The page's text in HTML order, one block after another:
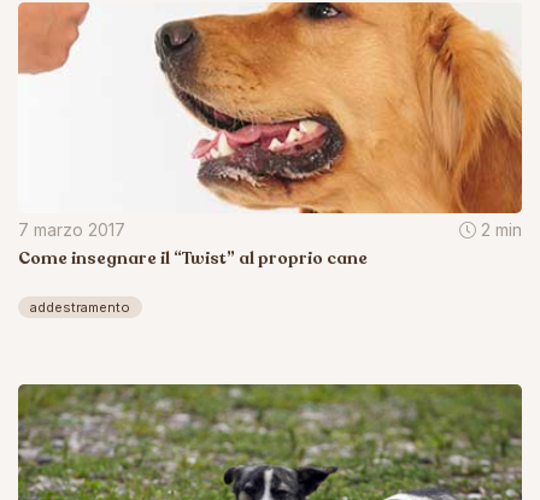
7 marzo 2017 2 min
Come insegnare il “Twist” al proprio cane
addestramento